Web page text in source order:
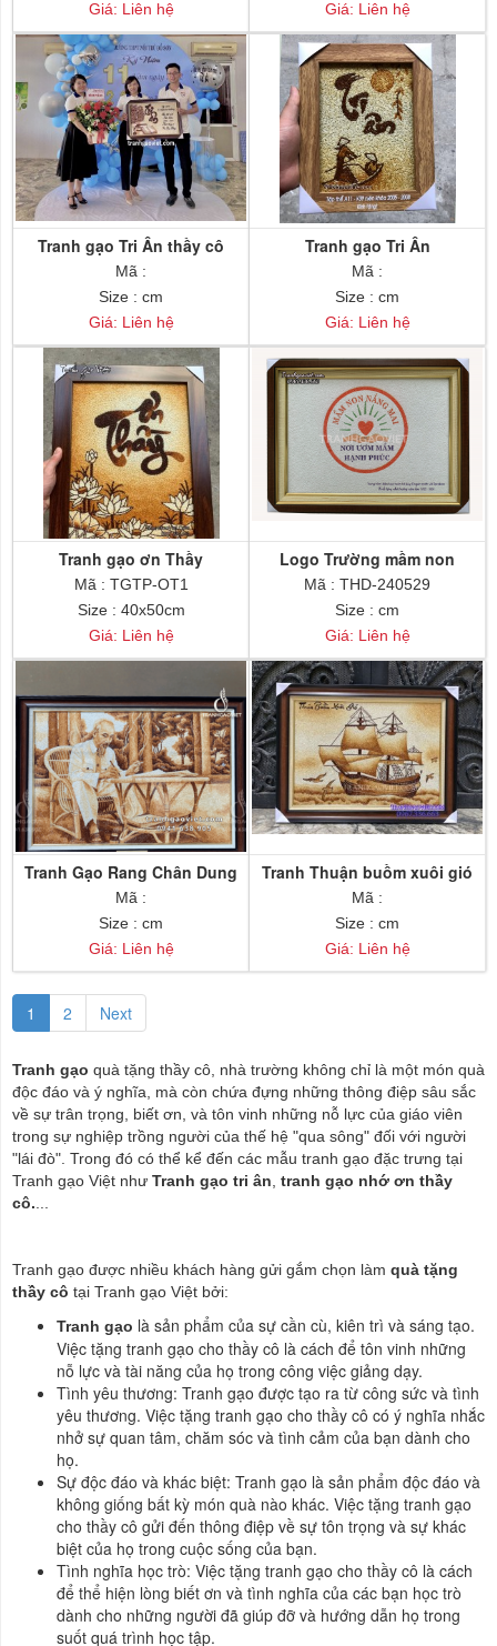
Giá: Liên hệ Giá: Liên hệ
Tranh gạo Tri Ân thầy cô
Mã :
Size : cm
Giá: Liên hệ
Tranh gạo Tri Ân
Mã :
Size : cm
Giá: Liên hệ
Tranh gạo ơn Thầy
Mã : TGTP-OT1
Size : 40x50cm
Giá: Liên hệ
Logo Trường mầm non
Nắng Mai
Mã : THD-240529
Size : cm
Giá: Liên hệ
Tranh Gạo Rang Chân Dung
Bác Hồ ngồi làm việc
Mã :
Size : cm
Giá: Liên hệ
Tranh Thuận buồm xuôi gió
Mã :
Size : cm
Giá: Liên hệ
1 2 Next
Tranh gạo quà tặng thầy cô, nhà trường không chỉ là một món quà
độc đáo và ý nghĩa, mà còn chứa đựng những thông điệp sâu sắc
về sự trân trọng, biết ơn, và tôn vinh những nỗ lực của giáo viên
trong sự nghiệp trồng người của thế hệ "qua sông" đối với người
"lái đò". Trong đó có thể kể đến các mẫu tranh gạo đặc trưng tại
Tranh gạo Việt như Tranh gạo tri ân tranh gạo nhớ ơn thầy
cô.
Tranh gạo được nhiều khách hàng gửi gắm chọn làm quà tặng
thầy cô tại Tranh gạo Việt bởi:
Tranh gạo là sản phẩm của sự cần cù, kiên trì và sáng tạo.
Việc tặng tranh gạo cho thầy cô là cách để tôn vinh những
nỗ lực và tài năng của họ trong công việc giảng dạy.
Tình yêu thương: Tranh gạo được tạo ra từ công sức và tình
yêu thương. Việc tặng tranh gạo cho thầy cô có ý nghĩa nhắc
nhở sự quan tâm, chăm sóc và tình cảm của bạn dành cho
họ.
Sự độc đáo và khác biệt: Tranh gạo là sản phẩm độc đáo và
không giống bất kỳ món quà nào khác. Việc tặng tranh gạo
cho thầy cô gửi đến thông điệp về sự tôn trọng và sự khác
biệt của họ trong cuộc sống của bạn.
Tình nghĩa học trò: Việc tặng tranh gạo cho thầy cô là cách
để thể hiện lòng biết ơn và tình nghĩa của các bạn học trò
dành cho những người đã giúp đỡ và hướng dẫn họ trong
suốt quá trình học tập.